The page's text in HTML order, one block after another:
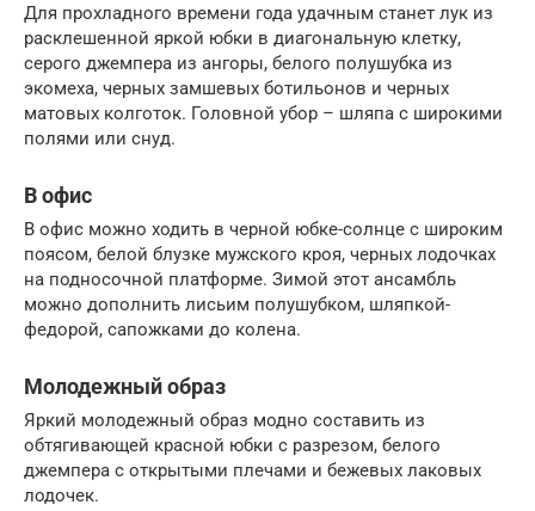
Для прохладного времени года удачным станет лук из
расклешенной яркой юбки в диагональную клетку,
серого джемпера из ангоры, белого полушубка из
экомеха, черных замшевых ботильонов и черных
матовых колготок. Головной убор – шляпа с широкими
полями или снуд.
В офис
В офис можно ходить в черной юбке-солнце с широким
поясом, белой блузке мужского кроя, черных лодочках
на подносочной платформе. Зимой этот ансамбль
можно дополнить лисьим полушубком, шляпкой-
федорой, сапожками до колена.
Молодежный образ
Яркий молодежный образ модно составить из
обтягивающей красной юбки с разрезом, белого
джемпера с открытыми плечами и бежевых лаковых
лодочек.